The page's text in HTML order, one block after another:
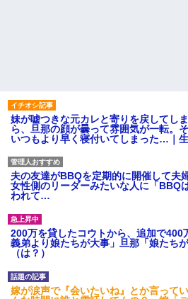
妹が嘘つきな元カレと寄りを戻してし
ら、旦那の顔が曇って雰囲気が一転。
いつもより早く寝付いてしまった…｜
夫の友達がBBQを定期的に開催して夫
女性側のリーダーみたいな人に「BBQ
われて…
200万を貸したコウトから、追加で400
義弟より娘たちが大事」旦那「娘たち
（は？）
嫁が涙声で『会いたいね』とか言って